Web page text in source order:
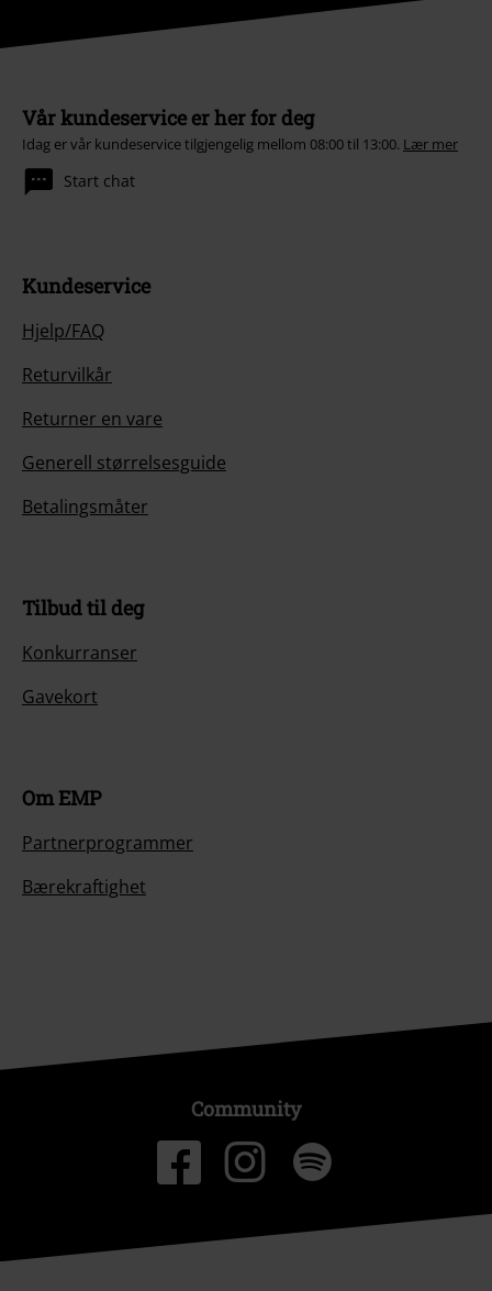
Vår kundeservice er her for deg
Idag er vår kundeservice tilgjengelig mellom 08:00 til 13:00. Lær mer
Start chat
Kundeservice
Hjelp/FAQ
Returvilkår
Returner en vare
Generell størrelsesguide
Betalingsmåter
Tilbud til deg
Konkurranser
Gavekort
Om EMP
Partnerprogrammer
Bærekraftighet
Community